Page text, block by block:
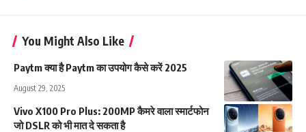
You Might Also Like
Paytm क्या है Paytm का उपयोग कैसे करें 2025
August 29, 2025
Vivo X100 Pro Plus: 200MP कैमरे वाला स्मार्टफोन
जो DSLR को भी मात दे सकता है